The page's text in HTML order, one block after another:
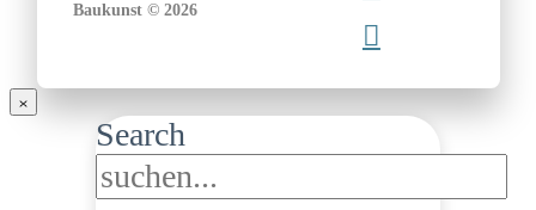
Baukunst © 2026
Search